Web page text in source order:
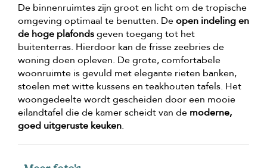
De binnenruimtes zijn groot en licht om de tropische
omgeving optimaal te benutten. Deopen indeling en
de hoge plafondsgeven toegang tot het
buitenterras. Hierdoor kan de frisse zeebries de
woning doen opleven. De grote, comfortabele
woonruimte is gevuld met elegante rieten banken,
stoelen met witte kussens en teakhouten tafels. Het
woongedeelte wordt gescheiden door een mooie
eilandtafel die de kamer scheidt van de moderne,
goed uitgeruste keuken.